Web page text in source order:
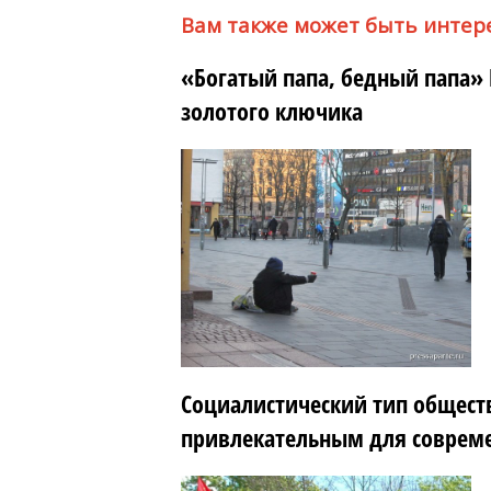
Вам также может быть
«Богатый папа, бедный папа»
золотого ключика
Социалистический тип
привлекательным для